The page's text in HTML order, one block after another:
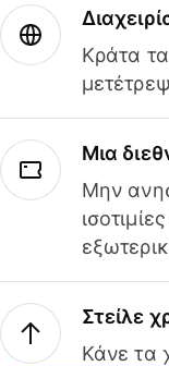
Κράτα
Μια
Μην
Στείλε
Κάνε τα